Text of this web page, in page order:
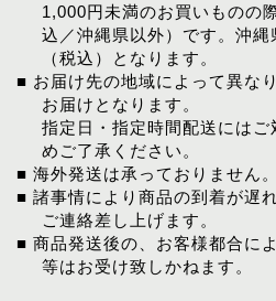
1,000円未満のお買いものの
込／沖縄県以外）です。沖
（税込）となります。
■ お届け先の地域によって異な
お届けとなります。
指定日・指定時間配送には
めご了承ください。
■ 海外発送は承っておりません。
■ 諸事情により商品の到着が遅
ご連絡差し上げます。
■ 商品発送後の、お客様都合に
等はお受け致しかねます。